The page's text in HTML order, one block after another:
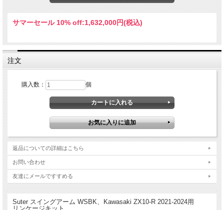
サマーセール 10% off:1,632,000円(税込)
注文
購入数： 個
返品についての詳細はこちら
お問い合わせ
友達にメールですすめる
Suter スイングアーム WSBK、Kawasaki ZX10-R 2021-2024用
リンケージキット